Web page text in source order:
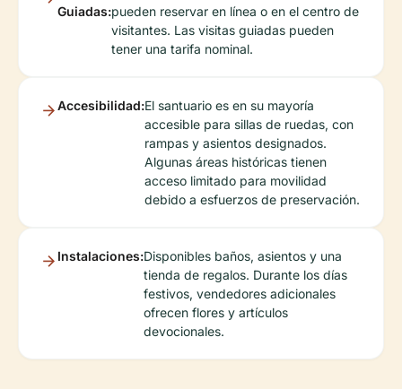
Guiadas:pueden reservar en línea o en el centro de
visitantes. Las visitas guiadas pueden
tener una tarifa nominal.
Accesibilidad:El santuario es en su mayoría
accesible para sillas de ruedas, con
rampas y asientos designados.
Algunas áreas históricas tienen
acceso limitado para movilidad
debido a esfuerzos de preservación.
Instalaciones:Disponibles baños, asientos y una
tienda de regalos. Durante los días
festivos, vendedores adicionales
ofrecen flores y artículos
devocionales.